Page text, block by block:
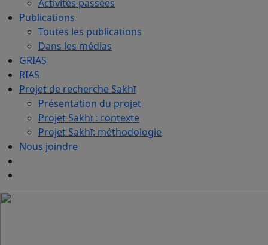
Activités passées
Publications
Toutes les publications
Dans les médias
GRIAS
RIAS
Projet de recherche Sakhī
Présentation du projet
Projet Sakhī : contexte
Projet Sakhī: méthodologie
Nous joindre